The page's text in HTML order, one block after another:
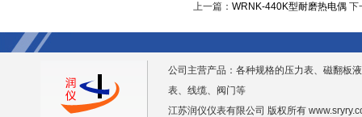
上一篇： WRNK-440K型耐磨热电偶 下
公司主营产品：各种规格的压力表、磁翻板
表、线缆、阀门等
江苏润仪仪表有限公司 版权所有